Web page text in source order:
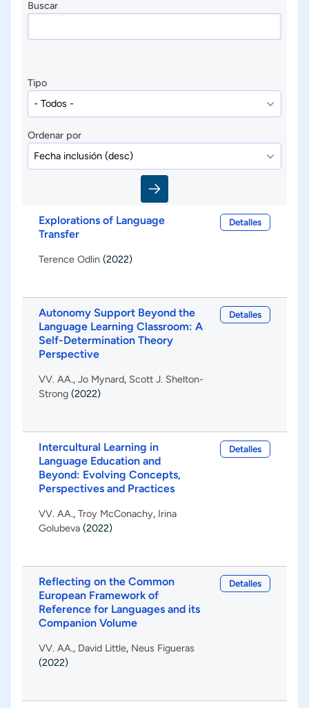
Buscar
Tipo
Ordenar por
Explorations of Language
Transfer
Terence Odlin (2022)
Detalles
Autonomy Support Beyond the
Language Learning Classroom: A
Self-Determination Theory
Perspective
VV. AA., Jo Mynard, Scott J. Shelton-
Strong (2022)
Detalles
Intercultural Learning in
Language Education and
Beyond: Evolving Concepts,
Perspectives and Practices
VV. AA., Troy McConachy, Irina
Golubeva (2022)
Detalles
Reflecting on the Common
European Framework of
Reference for Languages and its
Companion Volume
VV. AA., David Little, Neus Figueras
(2022)
Detalles